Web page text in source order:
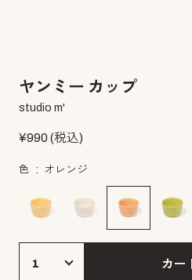
ヤンミー カップ
studio m'
¥990(税込)
色 オレンジ
カー